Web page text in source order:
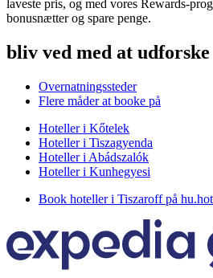
laveste pris, og med vores Rewards-
bonusnætter og spare penge.
bliv ved med at udforske
Overnatningssteder
Flere måder at booke på
Hoteller i Kőtelek
Hoteller i Tiszagyenda
Hoteller i Abádszalók
Hoteller i Kunhegyesi
Book hoteller i Tiszaroff på